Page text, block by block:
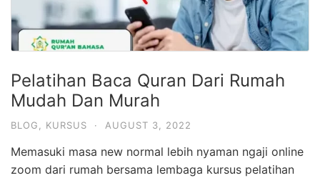
Pelatihan Baca Quran Dari Rumah
Mudah Dan Murah
BLOG, KURSUS · AUGUST 3, 2022
Memasuki masa new normal lebih nyaman ngaji online
zoom dari rumah bersama lembaga kursus pelatihan